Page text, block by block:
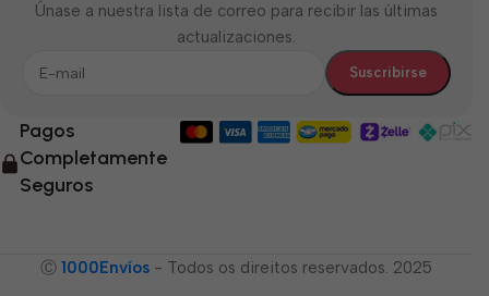
Únase a nuestra lista de correo para recibir las últimas
actualizaciones.
Pagos
Completamente
Seguros
Ⓒ 1000Envíos - Todos os direitos reservados. 2025